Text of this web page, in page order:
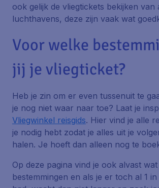
ook gelijk de vliegtickets bekijken van
luchthavens, deze zijn vaak wat
Voor welke
jij je vliegticket?
Heb je zin om er even tussenuit te
je nog niet waar naar toe? Laat je
Vliegwinkel reisgids. Hier vind je alle
je nodig hebt zodat je alles uit je
halen. Je hoeft dan alleen nog te
Op deze pagina vind je ook alvast
bestemmingen en als je er toch al 1